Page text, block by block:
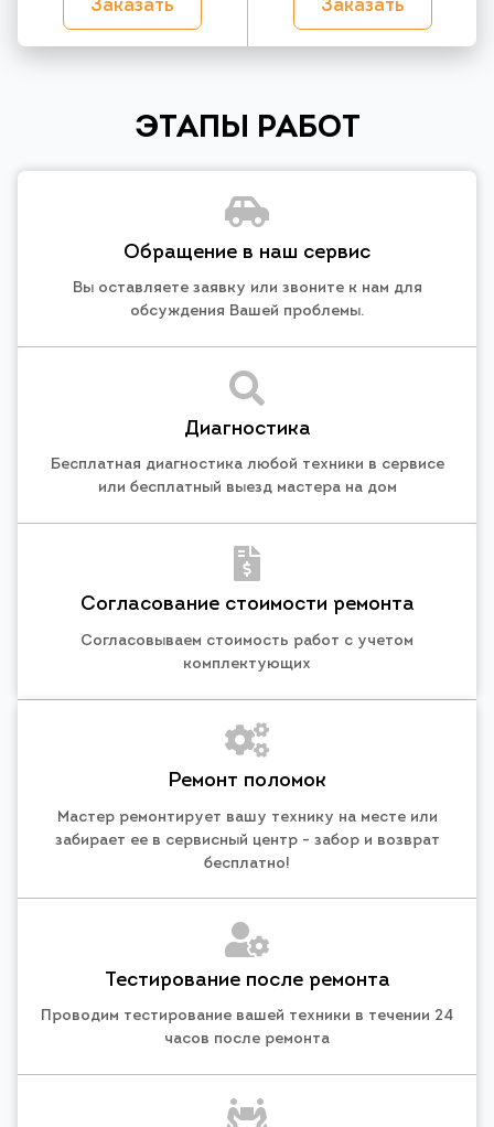
Заказать Заказать
ЭТАПЫ РАБОТ
Обращение в наш сервис
Вы оставляете заявку или звоните к нам для
обсуждения Вашей проблемы.
Диагностика
Бесплатная диагностика любой техники в сервисе
или бесплатный выезд мастера на дом
Согласование стоимости ремонта
Согласовываем стоимость работ с учетом
комплектующих
Ремонт поломок
Мастер ремонтирует вашу технику на месте или
забирает ее в сервисный центр - забор и возврат
бесплатно!
Тестирование после ремонта
Проводим тестирование вашей техники в течении 24
часов после ремонта